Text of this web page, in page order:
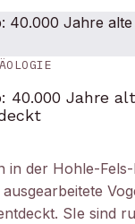
40.000 Jahre
in der Hohle-
SIe sind